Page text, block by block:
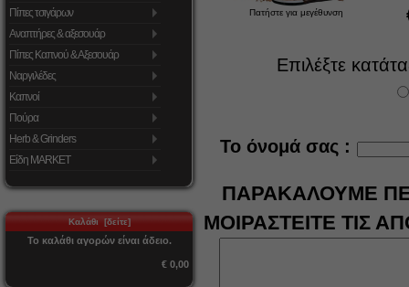
Πίπες τσιγάρων
Αναπτήρες & αξεσουάρ
Πίπες Καπνού & Αξεσουάρ
Ναργιλέδες
Καπνοί
Πούρα
Herb & Grinders
Είδη MARKET
Καλάθι [δείτε]
Το καλάθι αγορών είναι άδειο.
€ 0,00
Πατήστε για μεγέθυνση
Επιλέξτε
Το όνομά σας :
ΠΑΡΑΚΑΛΟΥΜΕ
ΜΟΙΡΑΣΤΕΙΤΕ ΤΙΣ